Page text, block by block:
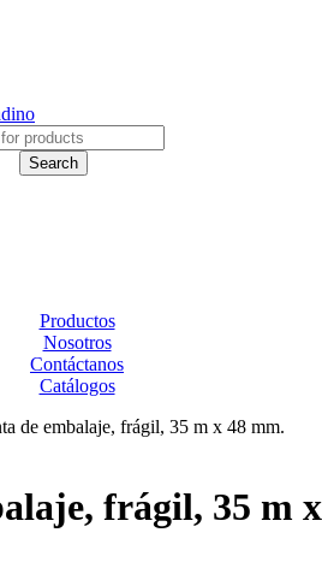
Productos
Nosotros
Contáctanos
Catálogos
de embalaje, frágil, 35 m x 48 mm.
frágil, 35 m x